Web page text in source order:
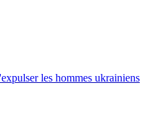
les hommes ukrainiens